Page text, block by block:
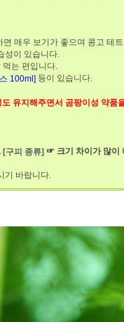
매우 보기가 좋으며 콩고 테
성이 있습니다.
는 편입니다.
100ml] 등이 있습니다.
유지해주면서 곰팡이성 약품
[구피 종류] ☞ 크기 차이가 많이
기 바랍니다.